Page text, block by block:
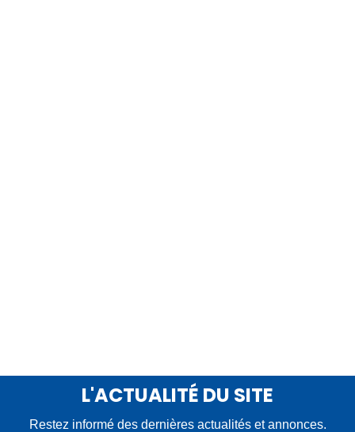
L'ACTUALITÉ DU SITE
Restez informé des dernières actualités et annonces.